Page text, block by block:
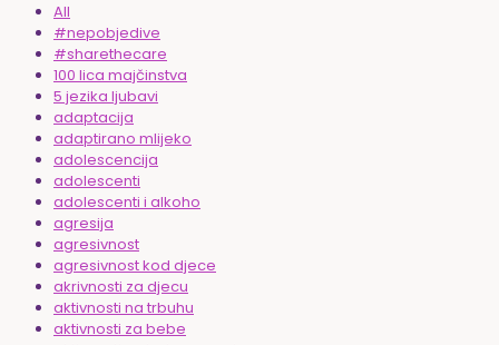
All
#nepobjedive
#sharethecare
100 lica majčinstva
5 jezika ljubavi
adaptacija
adaptirano mlijeko
adolescencija
adolescenti
adolescenti i alkoho
agresija
agresivnost
agresivnost kod djece
akrivnosti za djecu
aktivnosti na trbuhu
aktivnosti za bebe